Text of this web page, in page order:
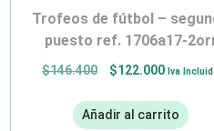
trofeos de fútbol – segundo
puesto ref. 1706a17-
$146.400 $122.000 Iva
Añadir al carrito